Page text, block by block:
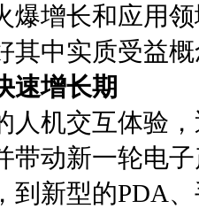
爆增长和应用
其中实质受益
速增长期
人机交互体验
带动新一轮电
到新型的PDA